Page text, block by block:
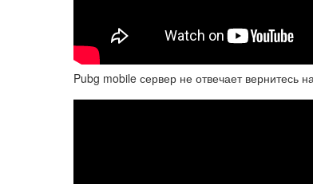
Pubg mobile сервер не отвечает вернитесь